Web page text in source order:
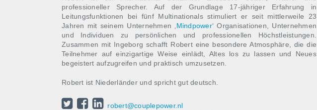
professioneller Sprecher. Auf der Grundlage 17-jähriger Erfahrung in
Leitungsfunktionen bei fünf Multinationals stimuliert er seit mittlerweile 23
Jahren mit seinem Unternehmen ‚ Mindpower‘ Organisationen, Unternehmen
und Individuen zu persönlichen und professionellen Höchstleistungen.
Zusammen mit Ingeborg schafft Robert eine besondere Atmosphäre, die die
Teilnehmer auf einzigartige Weise einlädt, Altes los zu lassen und Neues
begeistert aufzugreifen und praktisch umzusetzen.
Robert ist Niederländer und spricht gut deutsch.
robert@couplepower.nl